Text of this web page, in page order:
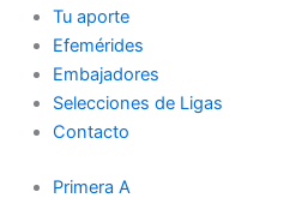
Tu aporte
Efemérides
Embajadores
Selecciones de Ligas
Contacto
Primera A